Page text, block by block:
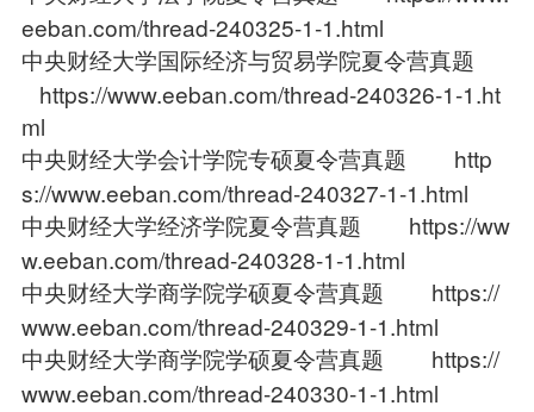
eeban.com/thread-240325-1-1.html
中央财经大学国际经济与贸易学院夏令营真题
https://www.eeban.com/thread-240326-1-1.ht
ml
中央财经大学会计学院专硕夏令营真题 http
s://www.eeban.com/thread-240327-1-1.html
中央财经大学经济学院夏令营真题 https://ww
w.eeban.com/thread-240328-1-1.html
中央财经大学商学院学硕夏令营真题 https://
www.eeban.com/thread-240329-1-1.html
中央财经大学商学院学硕夏令营真题 https://
www.eeban.com/thread-240330-1-1.html